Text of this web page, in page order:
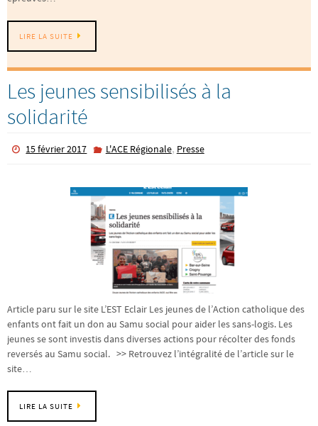
LIRE LA SUITE
Les jeunes sensibilisés à la
solidarité
15 février 2017 L'ACE Régionale, Presse
Article paru sur le site L’EST Eclair Les jeunes de l’Action catholique des
enfants ont fait un don au Samu social pour aider les sans-logis. Les
jeunes se sont investis dans diverses actions pour récolter des fonds
reversés au Samu social. >> Retrouvez l’intégralité de l’article sur le
site…
LIRE LA SUITE